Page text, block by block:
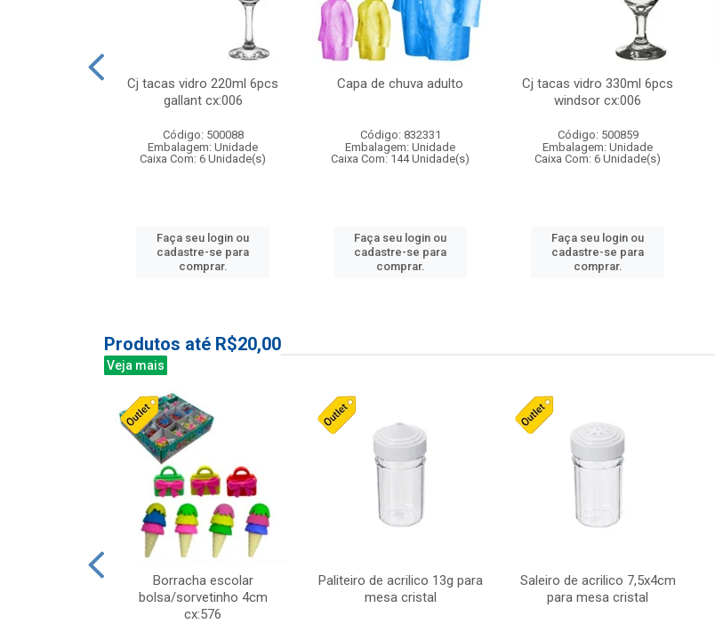
Cj tacas vidro 220ml 6pcs
gallant cx:006
Código: 500088
Embalagem: Unidade
Caixa Com: 6 Unidade(s)
Faça seu login ou
cadastre-se para
comprar.
Capa de chuva adulto
Código: 832331
Embalagem: Unidade
Caixa Com: 144 Unidade(s)
Faça seu login ou
cadastre-se para
comprar.
Cj tacas vidro 330ml 6pcs
windsor cx:006
Código: 500859
Embalagem: Unidade
Caixa Com: 6 Unidade(s)
Faça seu login ou
cadastre-se para
comprar.
Produtos até R$20,00
Veja mais
Borracha escolar
bolsa/sorvetinho 4cm
cx:576
Paliteiro de acrilico 13g para
mesa cristal
Saleiro de acrilico 7,5x4cm
para mesa cristal